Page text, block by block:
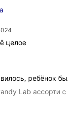
целое
ребёнок
Lab ассорти